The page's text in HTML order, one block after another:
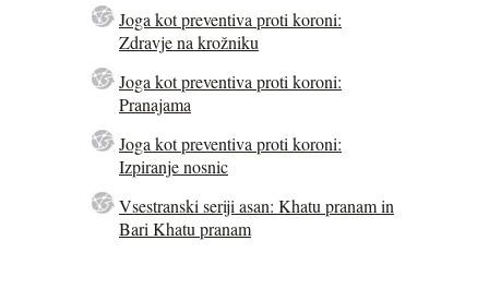
Joga kot preventiva proti koroni:
Zdravje na krožniku
Joga kot preventiva proti koroni:
Pranajama
Joga kot preventiva proti koroni:
Izpiranje nosnic
Vsestranski seriji asan: Khatu pranam in
Bari Khatu pranam